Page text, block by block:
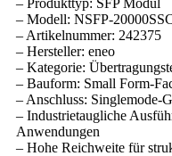
– Produkttyp: SFP Modul
– Modell: NSFP-
– Artikelnummer: 242375
– Hersteller: eneo
– Kategorie:
– Bauform: Small Form-
– Anschluss: Singlemode-
– Industrietaugliche
Anwendungen
– Hohe Reichweite für